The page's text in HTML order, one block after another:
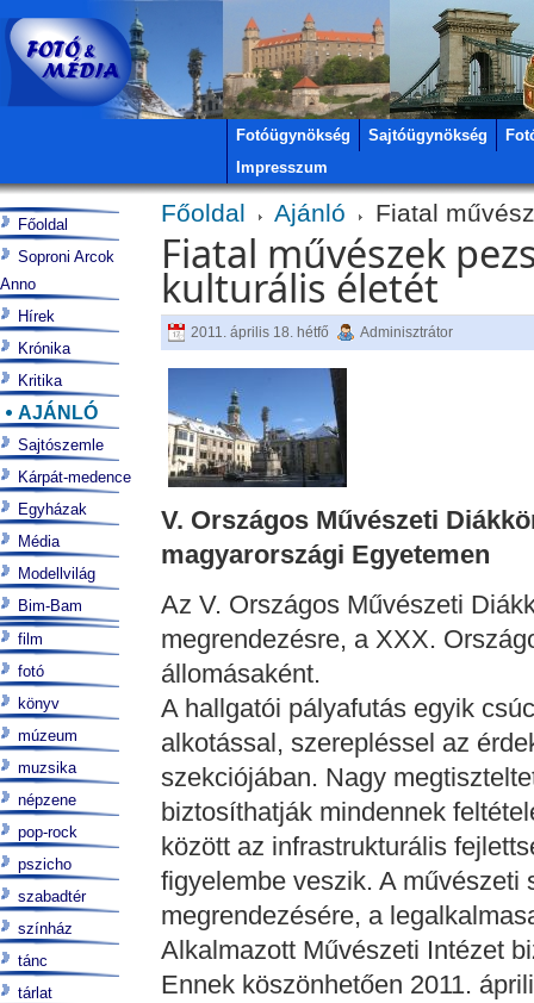
Fotóügynökség Sajtóügynökség
Impresszum
Főoldal Ajánló Fiatal
Fiatal művészek
kulturális életét
2011. április 18. hétfő Adminisztrátor
V. Országos Művészeti
magyarországi Egyetemen
Az V. Országos Művészeti
megrendezésre, a XXX.
állomásaként.
A hallgatói pályafutás egyik
alkotással, szerepléssel az
szekciójában. Nagy
biztosíthatják mindennek
között az infrastrukturális
figyelembe veszik. A művészeti
megrendezésére, a
Alkalmazott Művészeti Intézet
Ennek köszönhetően 2011.
Főoldal
Soproni Arcok
Anno
Hírek
Krónika
Kritika
AJÁNLÓ
Sajtószemle
Kárpát-medence
Egyházak
Média
Modellvilág
Bim-Bam
film
fotó
könyv
múzeum
muzsika
népzene
pop-rock
pszicho
szabadtér
színház
tánc
tárlat